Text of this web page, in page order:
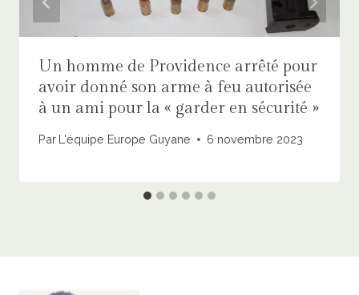
Un homme de Providence arrêté pour
avoir donné son arme à feu autorisée
à un ami pour la « garder en sécurité »
Par L'équipe Europe Guyane 6 novembre 2023